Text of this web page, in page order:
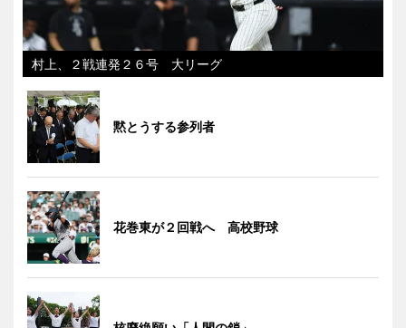
村上、２戦連発２６号 大リーグ
黙とうする参列者
花巻東が２回戦へ 高校野球